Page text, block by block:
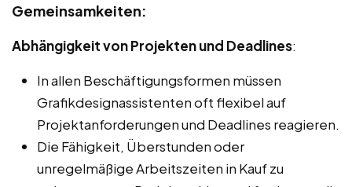
Gemeinsamkeiten:
Abhängigkeit von Projekten und Deadlines:
In allen Beschäftigungsformen müssen
Grafikdesignassistenten oft flexibel auf
Projektanforderungen und Deadlines reagieren.
Die Fähigkeit, Überstunden oder
unregelmäßige Arbeitszeiten in Kauf zu